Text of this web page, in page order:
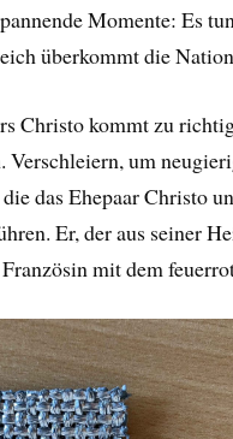
Momente: Es
überkommt die
Christo kommt zu
Verschleiern, um
das Ehepaar Christo
Er, der aus seiner
mit dem